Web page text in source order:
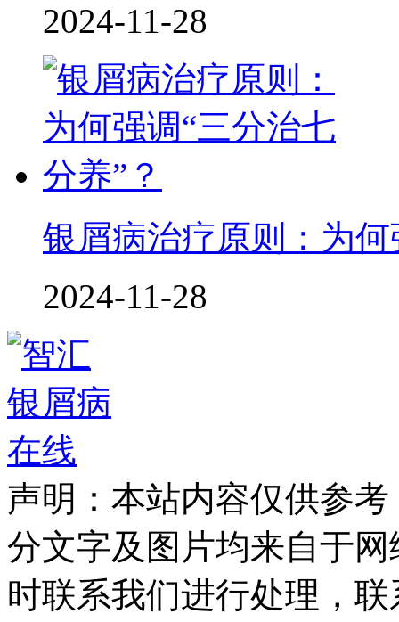
2024-11-28
银屑病治疗原则：为
2024-11-28
声明：本站内容仅供参
分文字及图片均来自于
时联系我们进行处理，